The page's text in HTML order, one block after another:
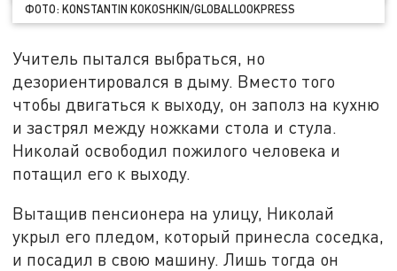
ФОТО: KONSTANTIN KOKOSHKIN/GLOBALLOOKPRESS
Учитель пытался выбраться, но
дезориентировался в дыму. Вместо того
чтобы двигаться к выходу, он заполз на кухню
и застрял между ножками стола и стула.
Николай освободил пожилого человека и
потащил его к выходу.
Вытащив пенсионера на улицу, Николай
укрыл его пледом, который принесла соседка,
и посадил в свою машину. Лишь тогда он